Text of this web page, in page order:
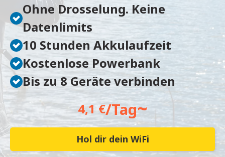
Ohne Drosselung. Keine
Datenlimits
10 Stunden Akkulaufzeit
Kostenlose Powerbank
Bis zu 8 Geräte verbinden
4,1 €/Tag~
Hol dir dein WiFi